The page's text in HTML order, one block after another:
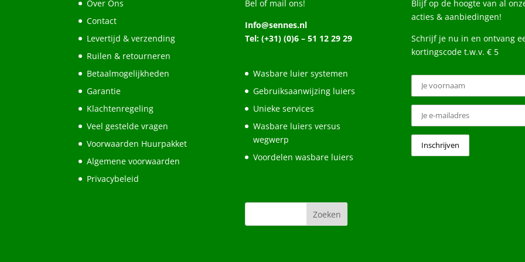
Over Ons
Contact
Levertijd & verzending
Ruilen & retourneren
Betaalmogelijkheden
Garantie
Klachtenregeling
Veel gestelde vragen
Voorwaarden Huurpakket
Algemene voorwaarden
Privacybeleid
Bel of mail ons!
Info@sennes.nl
Tel: (+31) (0)6 – 51 12 29 29
Wasbare luier systemen
Gebruiksaanwijzing luiers
Unieke services
Wasbare luiers versus
wegwerp
Voordelen wasbare luiers
Blijf op de hoogte van al
acties & aanbiedingen!
Schrijf je nu in en ontvang
kortingscode t.w.v. € 5